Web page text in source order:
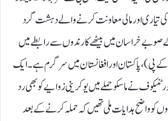
تیاری اور مالی معاونت کرنے والے دہشت گرد
صوبے خراسان میں بیٹھے کارندوں سے رابطے میں
پاکستان اور افغانستان میں سرگرم ہے۔ایک
نے ماسکو حملے میں یوکرینی زوایے کو بھی رد
کو واضح ہدایات ملی تھیں کہ حملہ کرنے کے بعد